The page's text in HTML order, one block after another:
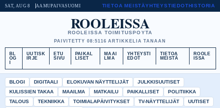
SAT, AUG 8 AAMUPAIVASUOMI TIETOA MEISTÄYHTEYSTIEDOTHISTORIA
ROOLEISSA
ROOLEISSA TOIMITUSPOYTA
PAIVITETTY 08:5116 ARTIKKELIA TANAAN
BL
OG
UUTISK
IRJE
ETU
SIVU
PAIKAL
LISET
MAAI
LMA
YHTEYSTI
EDOT
TIETOA
MEISTÄ
ROOLE
ISSA
BLOGI DIGITAALI ELOKUVAN NÄYTTELIJÄT
JULKKISUUTISET
KULISSIEN TAKAA
MAAILMA MATKAILU PAIKALLISET
POLITIIKKA
TALOUS
TEKNIIKKA TOIMIALAPÄIVITYKSET TV-NÄYTTELIJÄT
UUTISET